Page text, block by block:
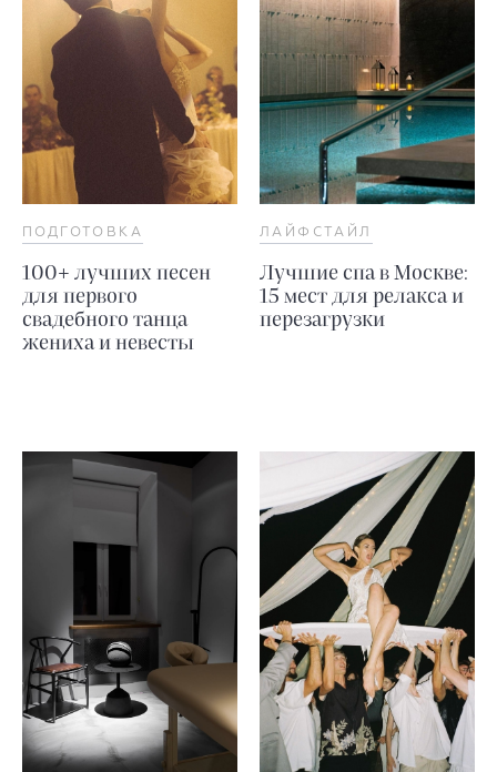
ПОДГОТОВКА
100+ лучших песен
для первого
свадебного танца
жениха и невесты
ЛАЙФСТАЙЛ
Лучшие спа в Москве:
15 мест для релакса и
перезагрузки